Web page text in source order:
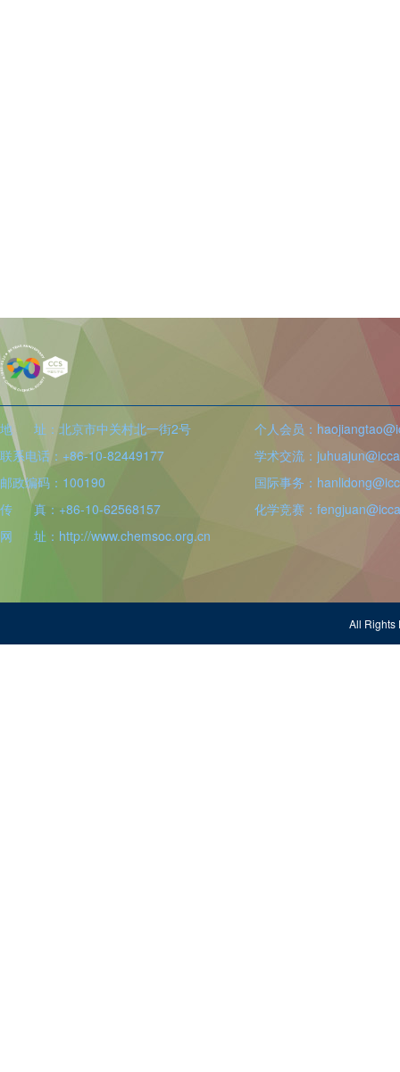
地 址：北京市中关村北一街2号
联系电话：+86-10-82449177
邮政编码：100190
传 真：+86-10-62568157
网 址：http://www.chemsoc.org.cn
个人会员：
学术交流：
国际事务：
化学竞赛：
All Rights